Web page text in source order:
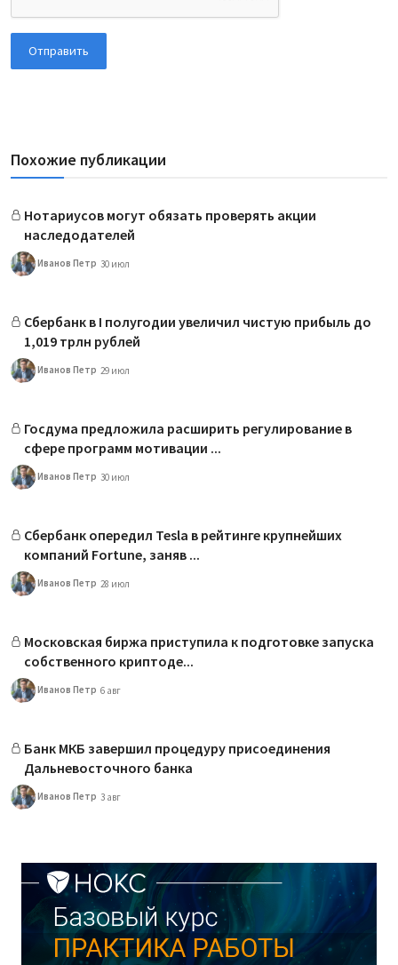
Отправить
Похожие публикации
Нотариусов могут обязать проверять акции
наследодателей
Иванов Петр 30 июл
Сбербанк в I полугодии увеличил чистую прибыль до
1,019 трлн рублей
Иванов Петр 29 июл
Госдума предложила расширить регулирование в
сфере программ мотивации ...
Иванов Петр 30 июл
Сбербанк опередил Tesla в рейтинге крупнейших
компаний Fortune, заняв ...
Иванов Петр 28 июл
Московская биржа приступила к подготовке запуска
собственного криптоде...
Иванов Петр 6 авг
Банк МКБ завершил процедуру присоединения
Дальневосточного банка
Иванов Петр 3 авг